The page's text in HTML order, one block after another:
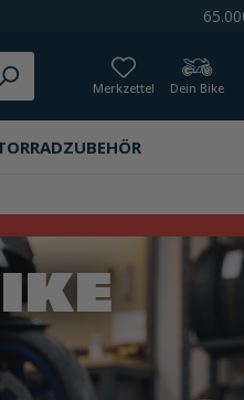
Merkzettel Dein Bike